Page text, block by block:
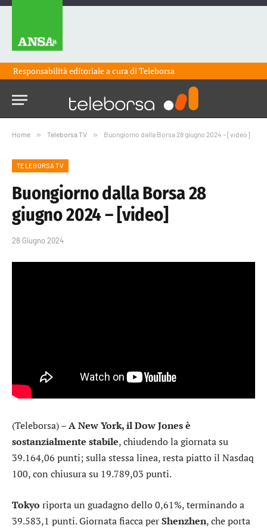
Responsabilità editoriale a cura diTeleborsa
Home » Teleborsa TV » Buongiorno dalla Borsa 28 giugno 2024 – [video]
TELEBORSA TV
Buongiorno dalla Borsa 28
giugno 2024 – [video]
28 Giugno 2024
(Teleborsa) –A New York, ilDow Jonesè
sostanzialmente stabile, chiudendo la giornata su
39.164,06 punti; sulla stessa linea, resta piatto il Nasdaq
100, con chiusura su 19.789,03 punti.
Tokyo riporta un guadagno dello 0,61%, terminando a
39.583,1 punti. Giornata fiacca perShenzhen, che porta